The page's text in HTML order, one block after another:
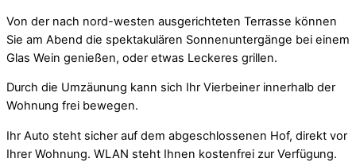
Von der nach nord-westen ausgerichteten Terrasse können
Sie am Abend die spektakulären Sonnenuntergänge bei einem
Glas Wein genießen, oder etwas Leckeres grillen.
Durch die Umzäunung kann sich Ihr Vierbeiner innerhalb der
Wohnung frei bewegen.
Ihr Auto steht sicher auf dem abgeschlossenen Hof, direkt vor
Ihrer Wohnung. WLAN steht Ihnen kostenfrei zur Verfügung.